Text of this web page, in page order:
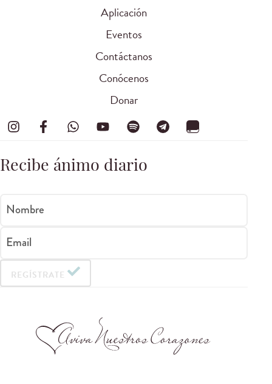
Aplicación
Eventos
Contáctanos
Conócenos
Donar
Recibe ánimo diario
Nombre
Email
REGÍSTRATE